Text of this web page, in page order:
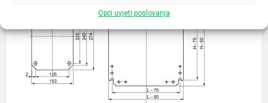
Opći uvjeti poslovanja